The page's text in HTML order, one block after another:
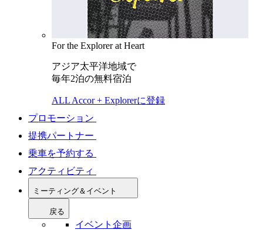
For the Explorer at Heart
アジア太平洋地域で
毎年2泊の無料宿泊
ALL Accor + Explorerに登録
プロモーション
提携パートナー
乗車を予約する
アクティビティ
ミーティング＆イベント
戻る
イベント企画